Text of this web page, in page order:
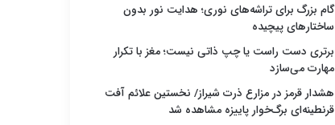
گام بزرگ برای تراشه‌های نوری؛ هدایت نور بدون
ساختارهای پیچیده
برتری دست راست یا چپ ذاتی نیست؛ مغز با تکرار
مهارت می‌سازد
هشدار قرمز در مزارع ذرت شیراز/ نخستین علائم آفت
قرنطینه‌ای برگ‌خوار پاییزه مشاهده شد